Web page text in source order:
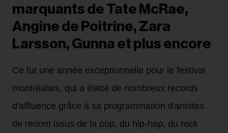
marquants de Tate McRae,
Angine de Poitrine, Zara
Larsson, Gunna et plus encore
Ce fut une année exceptionnelle pour le festival
montréalais, qui a établi de nombreux records
d'affluence grâce à sa programmation d'artistes
de renom issus de la pop, du hip-hop, du rock